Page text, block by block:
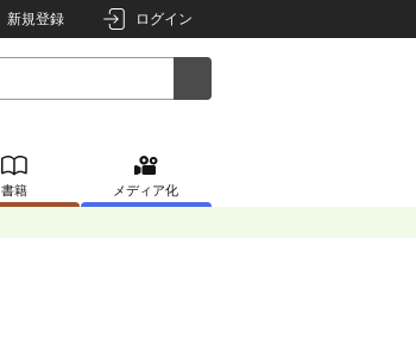
新規登録 ログイン
書籍 メディア化